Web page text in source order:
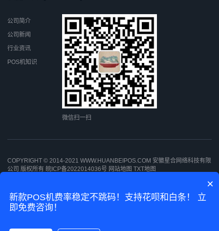
公司简介
公司新闻
行业资讯
POS机知识
微信扫一扫
COPYRIGHT © 2014-2021 WWW.HUANBEIPOS.COM 安徽星合网络科技有限
公司 版权所有 皖ICP备2022014036号 网站地图 TXT地图
×
新款POS机费率稳定不跳码！支持花呗和白条！ 立
即免费咨询！